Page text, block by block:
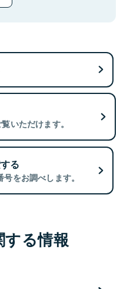
いただけます。
る
をお調べします。
する情報